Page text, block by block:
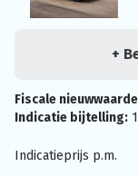
+
Fiscale
Indicatie bijtelling:
Indicatieprijs p.m.